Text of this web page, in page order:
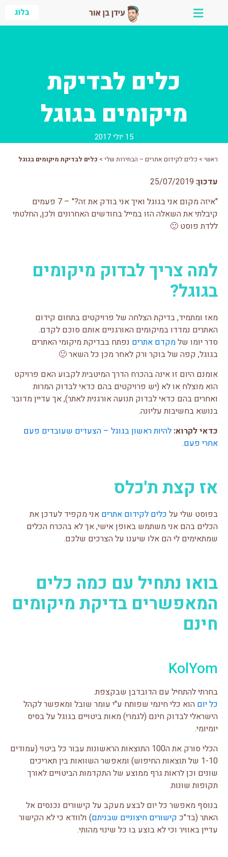
בלוג
כלים לבדיקת
מיקומים בגוגל
15 יולי 2017
ראשי > כלים לקידום אתרים – הבחירות שלי > כלים לבדיקת מיקומים בגוגל
עדכון:
"איזה מקום אני בגוגל ואיך אני בודק את זה?" – 7 פעמים
קיבלתי את השאלה הזו במייל בחודשים האחרונים ולכן, החלטתי
ללדת פוסט 🙂
למה צריך לבדוק מיקומים
בגוגל?
מאז ומתמיד, בדיקת הצלחה של פרויקטים בתחום קידום
האתרים נמדדו במיקומים האורגניים אותם סוכם לקדם.
סדר יומו שלמקדם אתרים נפתח בבדיקת מיקומי האתרים
בגוגל, קפה של בוקר ורק לאחר מכן כל השאר 🙂
אומנם היום זו אינה בהכרח הדרך המיטבית לקבוע האם פרויקט
הוא מוצלח או לא (יש פרויקטים בהם כדאי לבדוק המרות
ואחרים בהם כדאי לבדוק תנועה אורגנית לאתר), אך עדיין מדובר
בנושא בחשיבות עליונה.
כדאי לקרוא: להיות ראשון בגוגל – הצעדים שעובדים פעם
אחרי פעם.
אז קצת ת'כלס
בפוסט שלי על כלים לקידום אתרים אני מקפיד לעדכן את
הכלים בהם אני משתמש באופן אישי, אך לא בהכרח הכלים
שמתאימים לי הם אלו שיענו על הצרכים שלכם.
בואו נתחיל עם כמה כלים
המאפשרים בדיקת מיקומים
חינם
KolYom
בחרתי להתחיל עם הדובדבן שבקצפת.
כל יום הוא כלי חינמי שפותח ע"י עומר שובל ומאפשר לקהל
הישראלי לבדוק חינם (לגמרי) מאות ביטויים בגוגל על בסיס
יומיומי.
הכלי סורק את ה100 התוצאות הראשונות עבור כל ביטוי (עמודים
1-10 של תוצאות החיפוש) ומאפשר השוואות בין תאריכים
שונים וכן לראות גרף ממוצע של התקדמות הביטויים לאורך
תקופות שונות.
בנוסף מאפשר כל יום לבצע מעקב על קישורים נכנסים אל
האתר (בד"כ קישורים חיצוניים שבניתם) ולוודא כי לא הקישור
עדיין באוויר וכי לא בוצע בו כל שינוי מהותי.